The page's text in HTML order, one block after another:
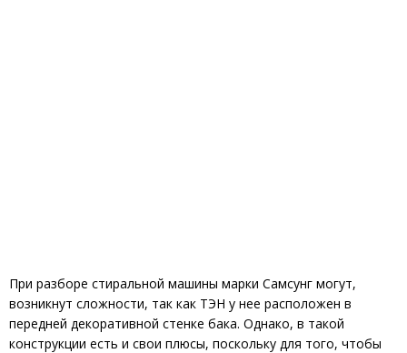
При разборе стиральной машины марки Самсунг могут,
возникнут сложности, так как ТЭН у нее расположен в
передней декоративной стенке бака. Однако, в такой
конструкции есть и свои плюсы, поскольку для того, чтобы